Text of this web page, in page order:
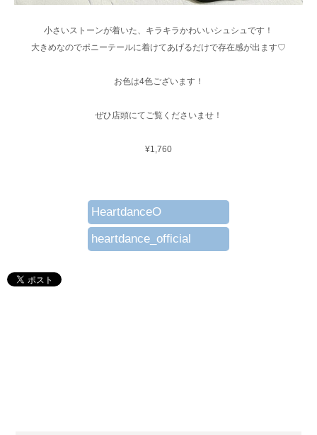
小さいストーンが着いた、キラキラかわいいシュシュです！
大きめなのでポニーテールに着けてあげるだけで存在感が出ます♡
お色は4色ございます！
ぜひ店頭にてご覧くださいませ！
¥1,760
HeartdanceO
heartdance_official